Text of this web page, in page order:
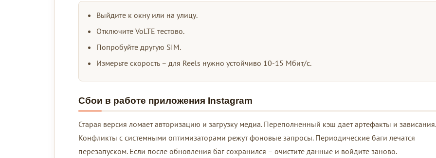
Выйдите к окну или на улицу.
Отключите VoLTE тестово.
Попробуйте другую SIM.
Измерьте скорость – для Reels нужно устойчиво 10-15 Мбит/с.
Сбои в работе приложения Instagram
Старая версия ломает авторизацию и загрузку медиа. Переполненный кэш дает артефакты и зависания.
Конфликты с системными оптимизаторами режут фоновые запросы. Периодические баги лечатся
перезапуском. Если после обновления баг сохранился – очистите данные и войдите заново.